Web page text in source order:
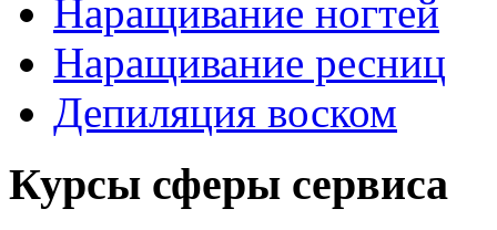
Наращивание ногтей
Наращивание ресниц
Депиляция воском
Курсы сферы сервиса